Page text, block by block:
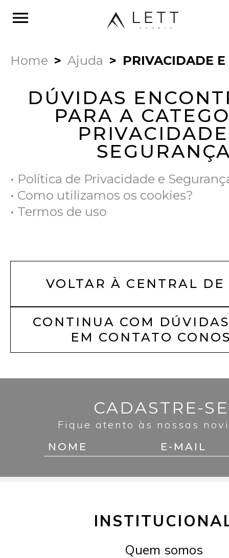
menu
Home Ajuda PRIVACIDADE
DÚVIDAS
PARA A
• Política de Privacidade e
• Como utilizamos os cookies?
• Termos de uso
VOLTAR À CENTRAL
CONTINUA COM
EM CONTATO
CADASTRE-
Fique atento às nossas
Quem somos